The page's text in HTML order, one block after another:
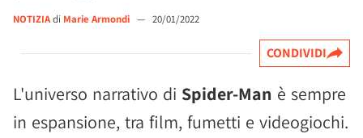
NOTIZIAdi Marie Armondi — 20/01/2022
CONDIVIDI
L'universo narrativo di Spider-Man è sempre
in espansione, tra film, fumetti e videogiochi.